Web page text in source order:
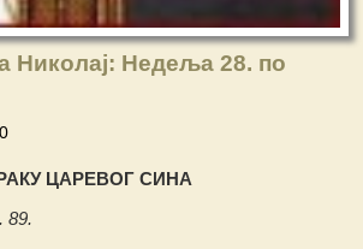
Николај: Недеља 28. по
ЦАРЕВОГ СИНА
89.